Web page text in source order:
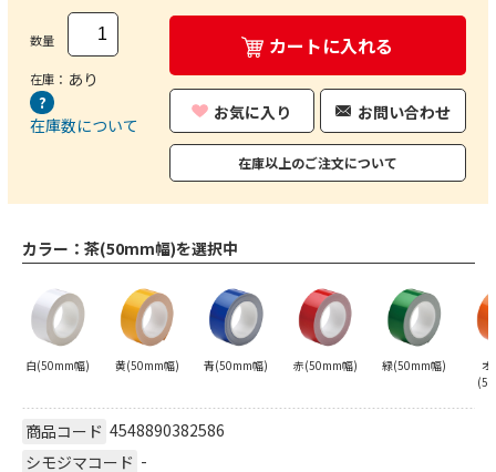
数量
在庫： あり
在庫数について
カートに入れる
お気に入り お問い合わせ
在庫以上のご注文について
カラー： 茶(50mm幅)を選択中
白(50mm幅) 黄(50mm幅) 青(50mm幅) 赤(50mm幅) 緑(50mm幅)
オ
商品コード 4548890382586
シモジマコード -